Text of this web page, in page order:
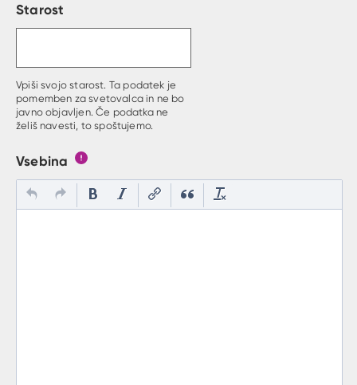
Starost
Vpiši svojo starost. Ta podatek je
pomemben za svetovalca in ne bo
javno objavljen. Če podatka ne
želiš navesti, to spoštujemo.
Vsebina